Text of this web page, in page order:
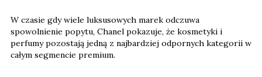
W czasie gdy wiele luksusowych marek odczuwa
spowolnienie popytu, Chanel pokazuje, że kosmetyki i
perfumy pozostają jedną z najbardziej odpornych kategorii w
całym segmencie premium.